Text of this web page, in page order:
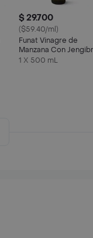
$ 29.700
($59.40/ml)
Funat Vinagre de
Manzana Con
y Cúrcuma
1 X 500 mL